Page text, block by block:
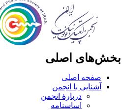
اصلی
صفحه اصلی
آشنایی با انجمن
دربارۀ انجمن
اساسنامه